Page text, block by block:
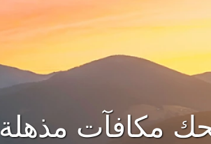
مكافآت مذهلة